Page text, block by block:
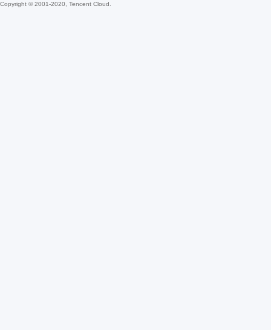
Copyright © 2001-2020, Tencent Cloud.